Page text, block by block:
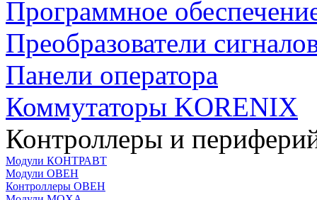
Программное
Преобразователи
Панели оператора
Коммутаторы KORENIX
Контроллеры и
Модули КОНТРАВТ
Модули ОВЕН
Контроллеры ОВЕН